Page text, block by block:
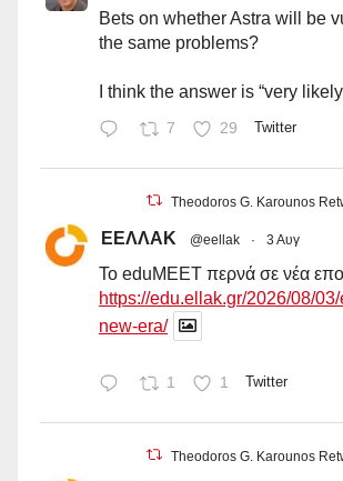
Bets on whether Astra will be
the same problems?
I think the answer is “very
7 29 Twitter
Theodoros G. Karounos
ΕΕΛΛΑΚ @eellak · 3 Αυγ
Το eduMEET περνά σε νέα
https://edu.ellak.gr/2026/08/
new-era/
1 1 Twitter
Theodoros G. Karounos